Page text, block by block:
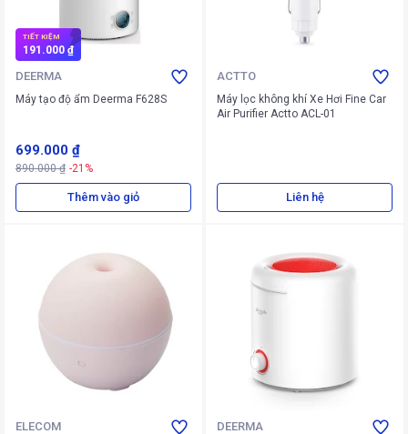
TIẾT KIỆM
191.000 ₫
DEERMA
Máy tạo độ ẩm Deerma F628S
699.000 ₫
890.000 ₫ -21%
Thêm vào giỏ
ACTTO
Máy lọc không khí Xe Hơi Fine Car
Air Purifier Actto ACL-01
Liên hệ
ELECOM DEERMA